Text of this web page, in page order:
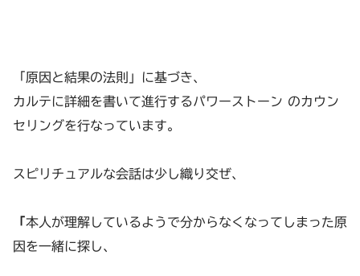
「原因と結果の法則」に基づき、
カルテに詳細を書いて進行するパワーストーン のカウン
セリングを行なっています。
スピリチュアルな会話は少し織り交ぜ、
「本人が理解しているようで分からなくなってしまった原
因を一緒に探し、